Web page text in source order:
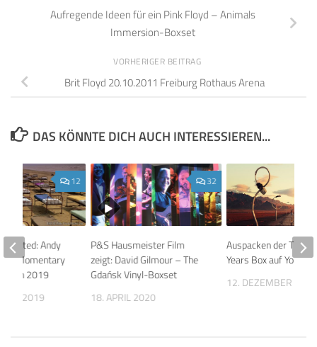
Aufregende Ideen für ein Pink Floyd – Animals
Immersion-Boxset
VORHERIGER BEITRAG
Brit Floyd 20.10.2011 Freiburg Rothaus Arena
DAS KÖNNTE DICH AUCH INTERESSIEREN...
32
P&S Hausmeister Film
zeigt: David Gilmour – The
Gdańsk Vinyl-Boxset
18. APRIL 2020
Auspacken der The
Years Box auf YouTube
12. DEZEMBER 2019
12
Andy
A Momentary
2019
2019